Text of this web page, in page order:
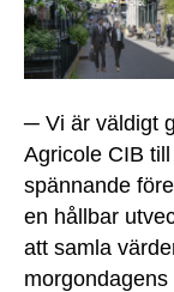
─ Vi är väldigt
Agricole CIB
spännande
en hållbar
att samla